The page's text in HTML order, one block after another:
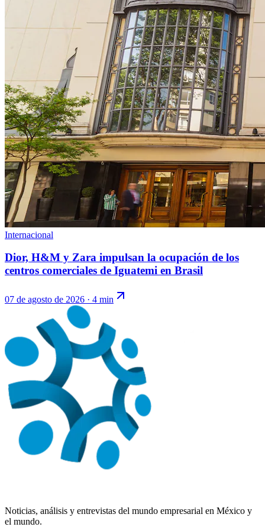
Internacional
Dior, H&M y Zara impulsan la ocupación de los
centros comerciales de Iguatemi en Brasil
07 de agosto de 2026 · 4 min
Noticias, análisis y entrevistas del mundo empresarial en México y
el mundo.